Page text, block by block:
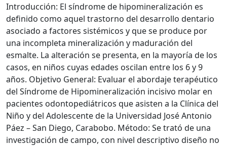
Introducción: El síndrome de hipomineralización es
definido como aquel trastorno del desarrollo dentario
asociado a factores sistémicos y que se produce por
una incompleta mineralización y maduración del
esmalte. La alteración se presenta, en la mayoría de los
casos, en niños cuyas edades oscilan entre los 6 y 9
años. Objetivo General: Evaluar el abordaje terapéutico
del Síndrome de Hipomineralización incisivo molar en
pacientes odontopediátricos que asisten a la Clínica del
Niño y del Adolescente de la Universidad José Antonio
Páez – San Diego, Carabobo. Método: Se trató de una
investigación de campo, con nivel descriptivo diseño no